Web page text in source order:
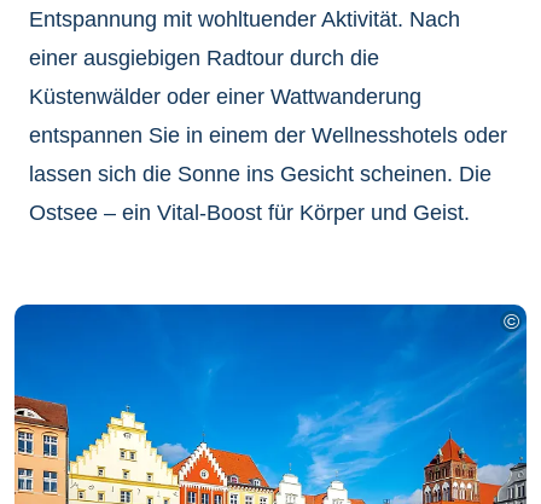
Entspannung mit wohltuender Aktivität. Nach
einer ausgiebigen Radtour durch die
Küstenwälder oder einer Wattwanderung
entspannen Sie in einem der Wellnesshotels oder
lassen sich die Sonne ins Gesicht scheinen. Die
Ostsee – ein Vital-Boost für Körper und Geist.